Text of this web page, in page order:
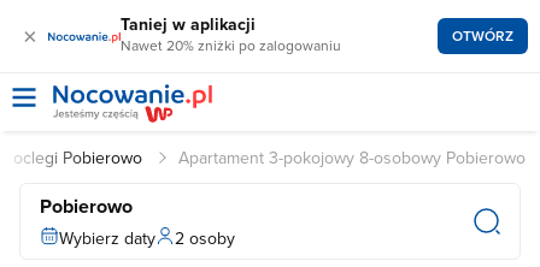
× Taniej w aplikacji
Nawet 20% zniżki po zalogowaniu OTWÓRZ
Noclegi Pobierowo Apartament 3-pokojowy 8-osobowy Pobierowo
Pobierowo
Wybierz daty 2 osoby